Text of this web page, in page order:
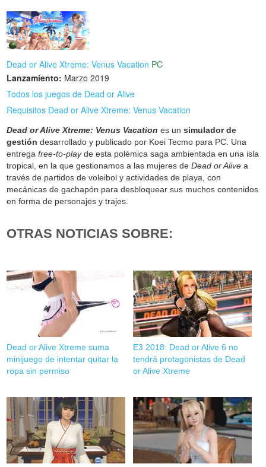
Dead or Alive Xtreme: Venus Vacation PC
Lanzamiento: Marzo 2019
Todos los juegos de Dead or Alive
Requisitos Dead or Alive Xtreme: Venus Vacation
Dead or Alive Xtreme: Venus Vacation es unsimulador de
gestión desarrollado y publicado por Koei Tecmo para PC. Una
entregafree-to-playde esta polémica saga ambientada en una isla
tropical, en la que gestionamos a las mujeres deDead or Alive a
través de partidos de voleibol y actividades de playa, con
mecánicas de gachapón para desbloquear sus muchos contenidos
en forma de personajes y trajes.
OTRAS NOTICIAS SOBRE:
Dead or Alive Xtreme suma
minijuego de intentar quitar la
ropa sin permiso
E3 2018: Dead or Alive 6 no
tendrá protagonistas de Dead
or Alive Xtreme